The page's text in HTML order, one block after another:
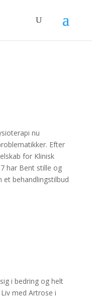
nu
Efter
for Klinisk
har Bent stille og
behandlingstilbud
i bedring og helt
med Artrose i